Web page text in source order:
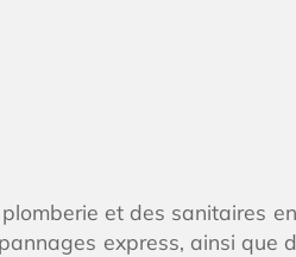
et des sanitaires
express, ainsi que